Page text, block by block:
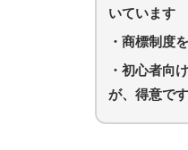
いています
・ 商標制度
・初心者向
が、得意です